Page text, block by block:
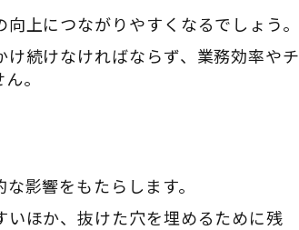
上につながりやすくなるでしょう。
続けなければならず、業務効率やチ
。
影響をもたらします。
ほか、抜けた穴を埋めるために残